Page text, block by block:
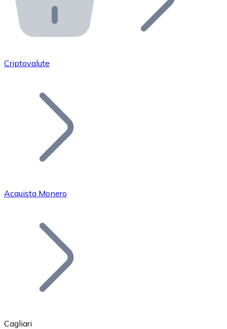
API Bitnovo
Integra la nostra API nel tuo ecosistema.
Unisciti alla nostra rete di rivenditori e
Aggiungi il token del tuo progetto al nostro servizio di
Bitcoin
Criptovalute
Acquista Monero
Cagliari